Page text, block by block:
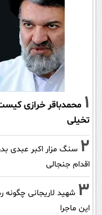
1 محمدباقر خرازی
تخیلی
2 سنگ مزار اکبر عبدی
اقدام جنجالی
3 شهید لاریجانی چگونه
این ماجرا